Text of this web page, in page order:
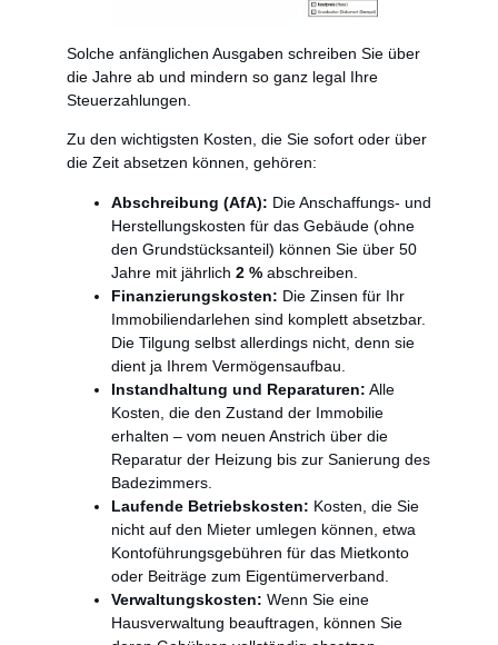
Solche anfänglichen Ausgaben schreiben Sie über
die Jahre ab und mindern so ganz legal Ihre
Steuerzahlungen.
Zu den wichtigsten Kosten, die Sie sofort oder über
die Zeit absetzen können, gehören:
Abschreibung (AfA): Die Anschaffungs- und
Herstellungskosten für das Gebäude (ohne
den Grundstücksanteil) können Sie über 50
Jahre mit jährlich 2 % abschreiben.
Finanzierungskosten: Die Zinsen für Ihr
Immobiliendarlehen sind komplett absetzbar.
Die Tilgung selbst allerdings nicht, denn sie
dient ja Ihrem Vermögensaufbau.
Instandhaltung und Reparaturen: Alle
Kosten, die den Zustand der Immobilie
erhalten – vom neuen Anstrich über die
Reparatur der Heizung bis zur Sanierung des
Badezimmers.
Laufende Betriebskosten: Kosten, die Sie
nicht auf den Mieter umlegen können, etwa
Kontoführungsgebühren für das Mietkonto
oder Beiträge zum Eigentümerverband.
Verwaltungskosten: Wenn Sie eine
Hausverwaltung beauftragen, können Sie